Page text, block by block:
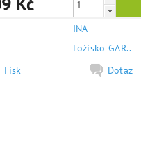
INA
Ložisko GAR..
Tisk
Dotaz